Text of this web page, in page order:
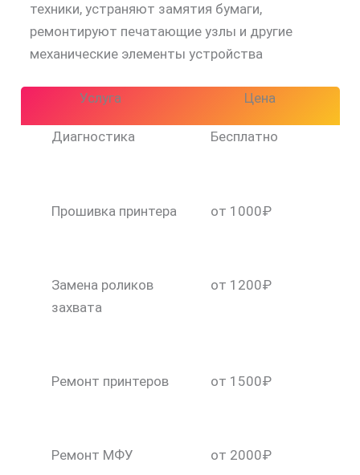
техники, устраняют замятия бумаги,
ремонтируют печатающие узлы и другие
механические элементы устройства
Услуга Цена
Диагностика Бесплатно
Прошивка принтера от 1000₽
Замена роликов
захвата
от 1200₽
Ремонт принтеров от 1500₽
Ремонт МФУ от 2000₽